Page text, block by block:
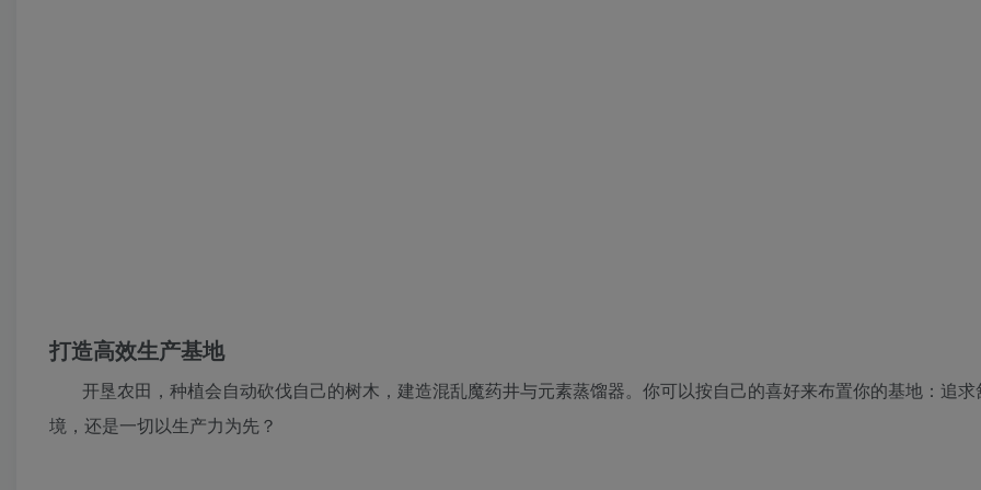
打造高效生产基地
开垦农田，种植会自动砍伐自己的树木，建造混乱魔药井与元素蒸馏器。你可以按自己的喜好来布置你的基地：追
境，还是一切以生产力为先？